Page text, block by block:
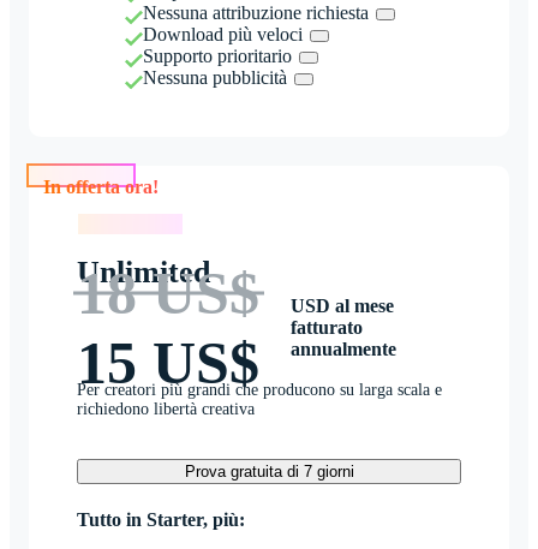
Nessuna attribuzione richiesta
Download più veloci
Supporto prioritario
Nessuna pubblicità
Unlimited
18 US$
15 US$
USD al mese
fatturato
annualmente
Per creatori più grandi che producono su larga scala e
richiedono libertà creativa
Prova gratuita di 7 giorni
Tutto in Starter, più: